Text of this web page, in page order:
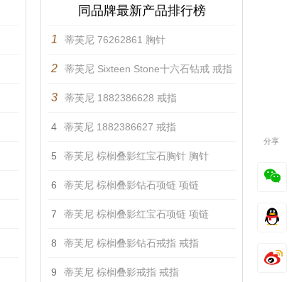
同品牌最新产品排行榜
1 蒂芙尼 76262861 胸针
2 蒂芙尼 Sixteen Stone十六石钻戒 戒指
3 蒂芙尼 1882386628 戒指
4 蒂芙尼 1882386627 戒指
5 蒂芙尼 棕榈叠影红宝石胸针 胸针
6 蒂芙尼 棕榈叠影钻石项链 项链
7 蒂芙尼 棕榈叠影红宝石项链 项链
8 蒂芙尼 棕榈叠影钻石戒指 戒指
9 蒂芙尼 棕榈叠影戒指 戒指
分享